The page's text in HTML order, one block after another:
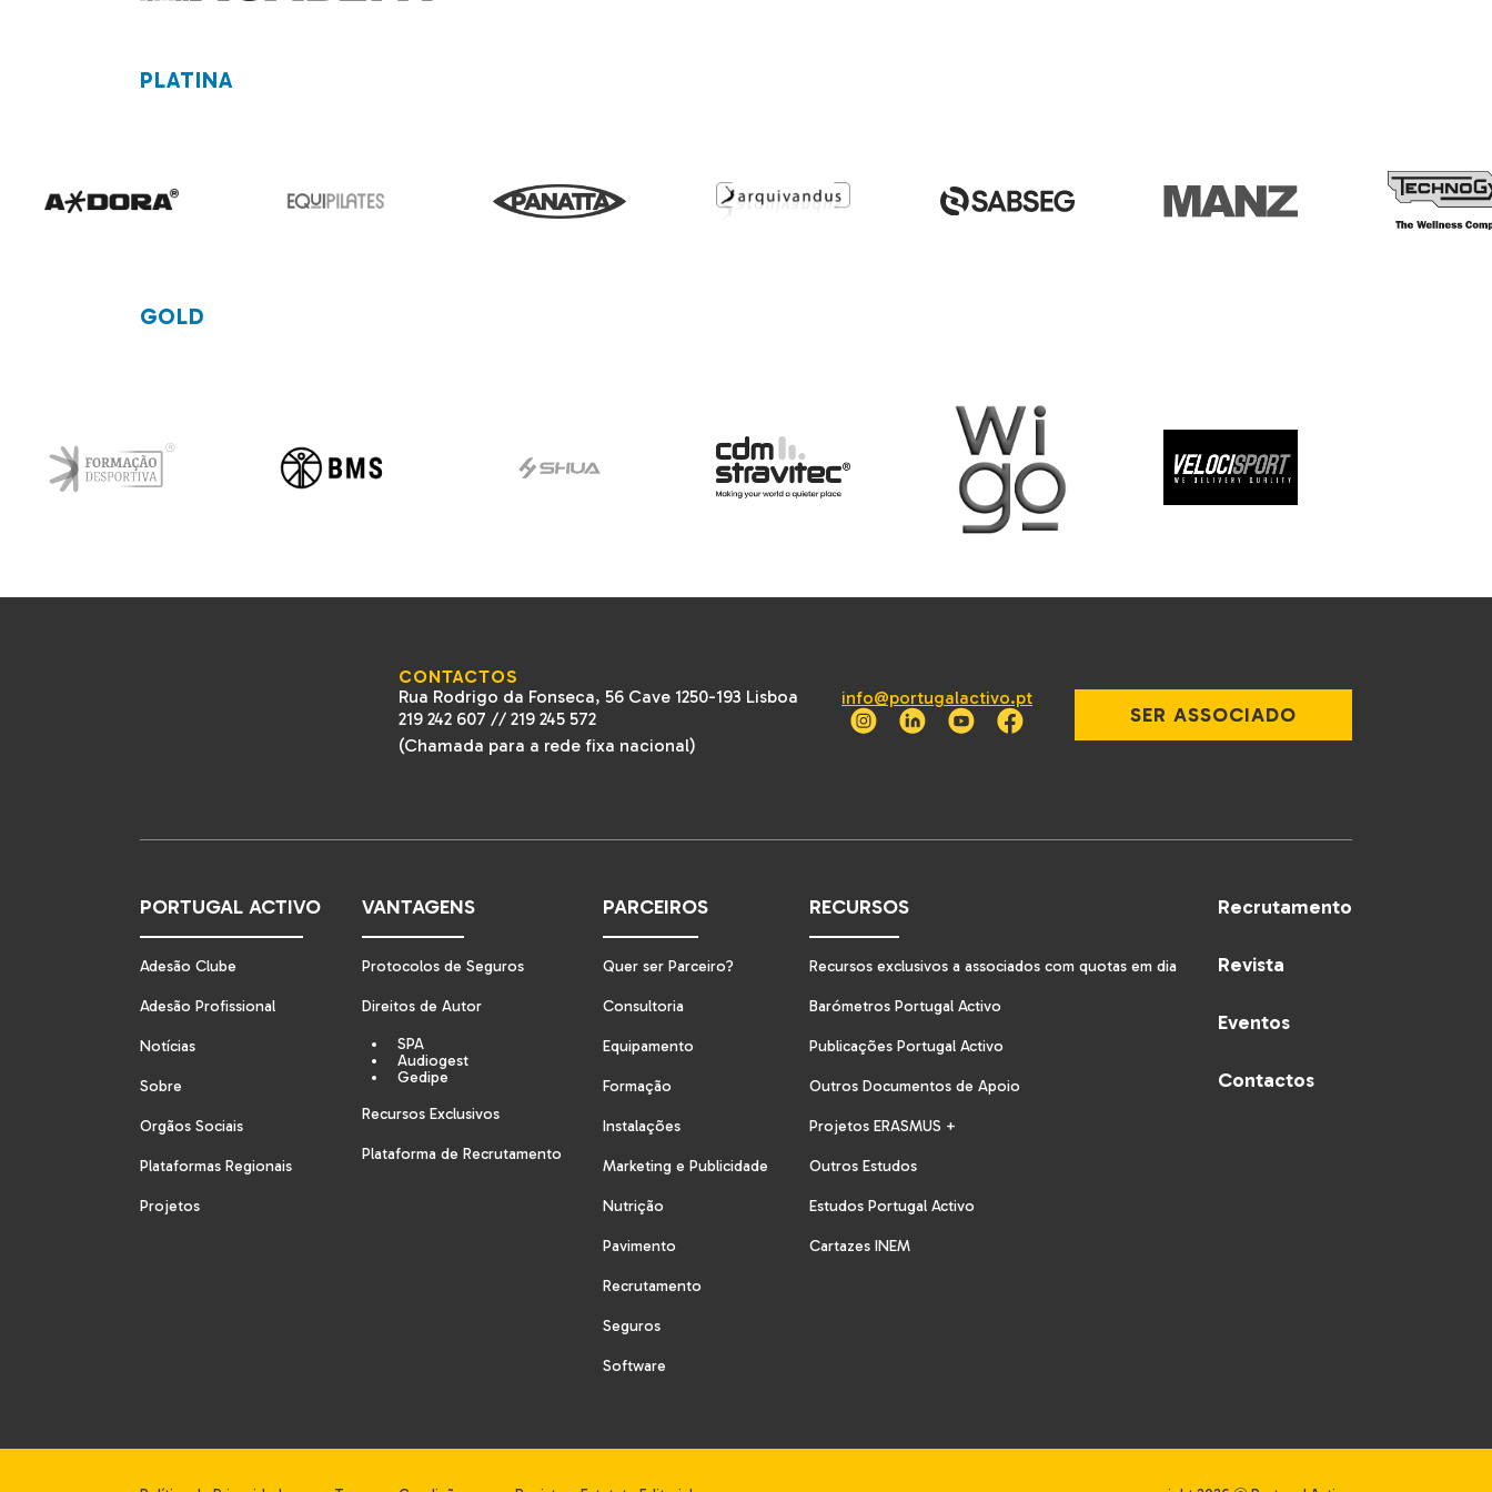
PLATINA
GOLD
CONTACTOS
Rua Rodrigo da Fonseca, 56 Cave 1250-193 Lisboa
219 242 607 // 219 245 572
(Chamada para a rede fixa nacional)
info@portugalactivo.pt
SER ASSOCIADO
PORTUGAL ACTIVO
Adesão Clube
Adesão Profissional
Notícias
Sobre
Orgãos Sociais
Plataformas Regionais
Projetos
VANTAGENS
Protocolos de Seguros
Direitos de Autor
SPA
Audiogest
Gedipe
Recursos Exclusivos
Plataforma de Recrutamento
PARCEIROS
Quer ser Parceiro?
Consultoria
Equipamento
Formação
Instalações
Marketing e Publicidade
Nutrição
Pavimento
Recrutamento
Seguros
Software
RECURSOS
Recursos exclusivos a associados com quotas em dia
Barómetros Portugal Activo
Publicações Portugal Activo
Outros Documentos de Apoio
Projetos ERASMUS +
Outros Estudos
Estudos Portugal Activo
Cartazes INEM
Recrutamento
Revista
Eventos
Contactos